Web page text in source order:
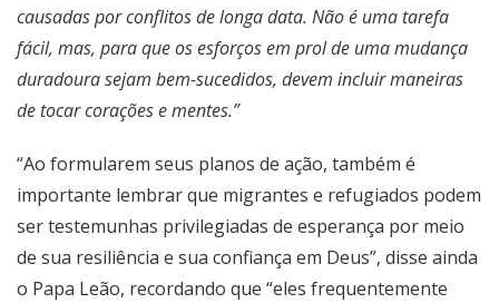
causadas por conflitos de longa data. Não é uma tarefa
fácil, mas, para que os esforços em prol de uma mudança
duradoura sejam bem-sucedidos, devem incluir maneiras
de tocar corações e mentes.”
“Ao formularem seus planos de ação, também é
importante lembrar que migrantes e refugiados podem
ser testemunhas privilegiadas de esperança por meio
de sua resiliência e sua confiança em Deus”, disse ainda
o Papa Leão, recordando que “eles frequentemente